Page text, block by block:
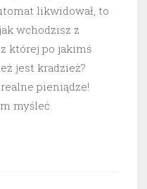
likwidował, to
wchodzisz z
której po jakimś
jest kradzież?
pieniądze!
myśleć.